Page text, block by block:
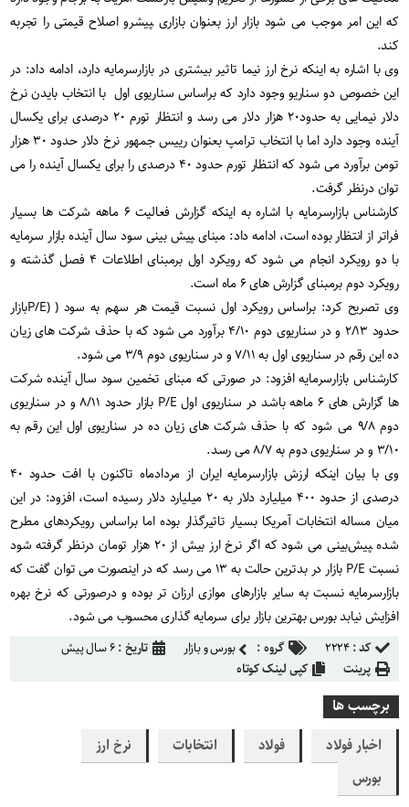
که این امر موجب می شود بازار ارز بعنوان بازاری ‍‍‍پيشرو اصلاح قیمتی را تجربه
کند.
وی با اشاره به اینکه نرخ ارز نیما تاثیر بیشتری در بازارسرمایه دارد، ادامه داد: در
این خصوص دو سناریو وجود دارد که براساس سناریوی اول با انتخاب بایدن نرخ
دلار نیمایی به حدود۲۰ هزار دلار می رسد و انتظار تورم ۲۰ درصدی برای یکسال
آینده وجود دارد اما با انتخاب ترام‍پ بعنوان رییس جمهور نرخ دلار حدود ۳۰ هزار
تومن برآورد می شود که انتظار تورم حدود ۴۰ درصدی را برای یکسال آینده را می
توان درنظر گرفت.
کارشناس بازارسرمایه با اشاره به اینکه گزارش فعالیت ۶ ماهه شرکت ها بسیار
فراتر از انتظار بوده است، ادامه داد: مبنای ‍‍‍‍‍‍پیش بینی سود سال آینده بازار سرمایه
با دو رویکرد انجام می شود که رویکرد اول برمبنای اطلاعات ۴ فصل گذشته و
رویکرد دوم برمبنای گزارش های ۶ ماه است.
وی تصریح کرد: براساس رویکرد اول نسبت قیمت هر سهم به سود ((P/E
بازار
حدود ۲/۱۳ و در سناریوی دوم ۴/۱۰ برآورد می شود که با حذف شرکت های زیان
ده این رقم در سناریوی اول به ۷/۱۱ و در سناریوی دوم ۳/۹ می شود.
کارشناس بازارسرمایه افزود: در صورتی که مبنای تخمین سود سال آینده شرکت
ها گزارش های ۶ ماهه باشد در سناریوی اول
P/E
بازار حدود ۸/۱۱ و در سناریوی
دوم ۹/۸ می شود که با حذف شرکت های زیان ده در سناریوی اول این رقم به
۳/۱۰ و در سناریوی دوم به ۸/۷ می رسد.
وی با بیان اینکه ارزش بازارسرمایه ایران از مردادماه تاکنون با افت حدود ۴۰
درصدی از حدود ۴۰۰ میلیارد دلار به ۲۰ میلیارد دلار رسیده است، افزود: در این
میان مساله انتخابات آمریکا بسیار تاثیرگذار بوده اما براساس رویکردهای مطرح
شده ‍‍‍‍‍‍پیش‌بینی می شود که اگر نرخ ارز بیش از ۲۰ هزار تومان درنظر گرفته شود
نسبت P/E
بازار در بدترین حالت به ۱۳ می رسد که در اینصورت می توان گفت که
بازارسرمایه نسبت به سایر بازارهای موازی ارزان تر بوده و درصورتی که نرخ بهره
افزایش نیابد بورس بهترین بازار برای سرمایه گذاری محسوب می شود.
کد :۲۲۲۴ گروه : بورس و بازار تاریخ :۶ سال پیش
پرینت
کپی لینک کوتاه
برچسب ها
اخبار فولاد
فولاد انتخابات
نرخ ارز
بورس